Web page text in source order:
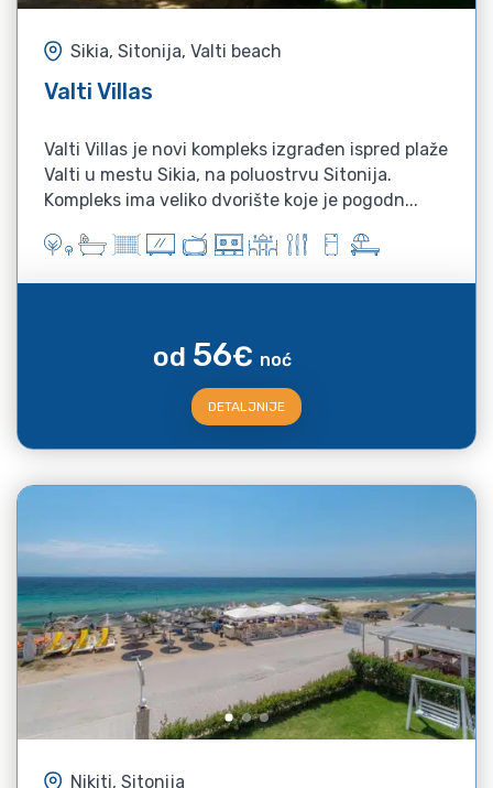
Sikia, Sitonija, Valti beach
Valti Villas
Valti Villas je novi kompleks izgrađen ispred plaže
Valti u mestu Sikia, na poluostrvu Sitonija.
Kompleks ima veliko dvorište koje je pogodn...
od 56€ noć
DETALJNIJE
Nikiti, Sitonija